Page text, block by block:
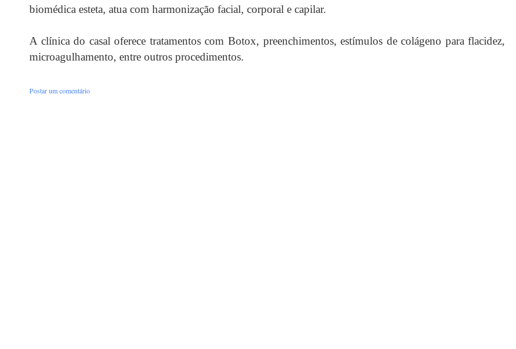
biomédica esteta, atua com harmonização facial, corporal e capilar.
A clínica do casal oferece tratamentos com Botox, preenchimentos, estímulos de colágeno para flacidez,
microagulhamento, entre outros procedimentos.
Postar um comentário